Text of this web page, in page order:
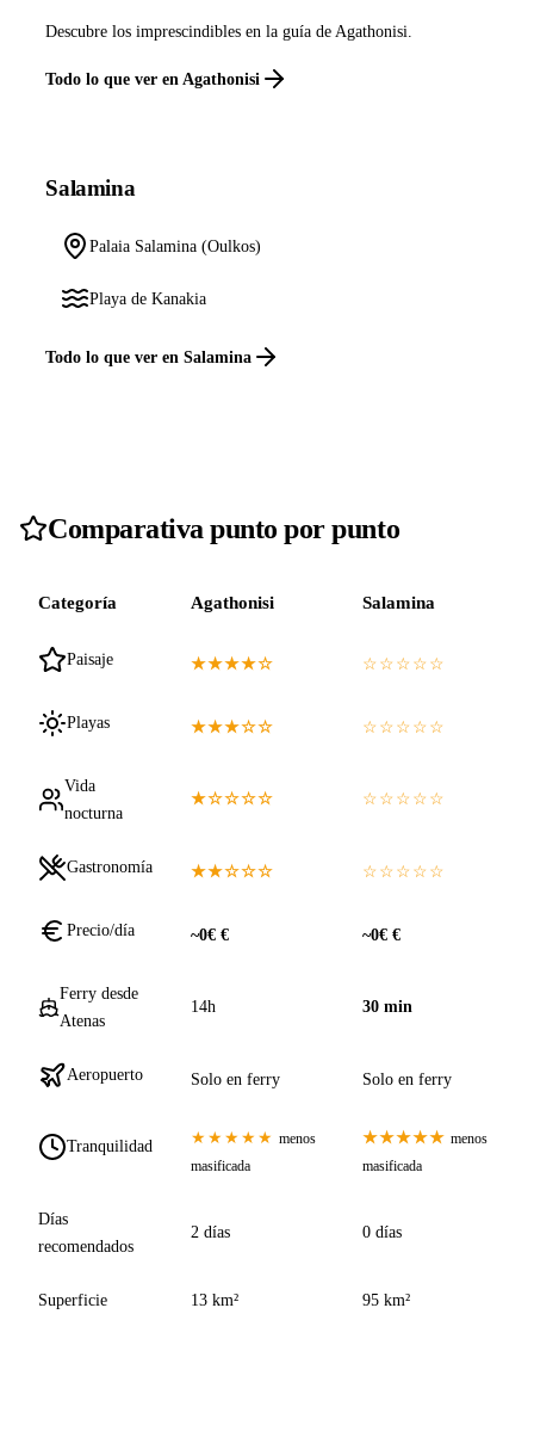
Descubre los imprescindibles en la guía de Agathonisi.
Todo lo que ver en Agathonisi
Salamina
Palaia Salamina (Oulkos)
Playa de Kanakia
Todo lo que ver en Salamina
Comparativa punto por punto
Categoría Agathonisi Salamina
Paisaje ★★★★☆ ☆☆☆☆☆
Playas ★★★☆☆ ☆☆☆☆☆
Vida
nocturna
★☆☆☆☆ ☆☆☆☆☆
Gastronomía ★★☆☆☆ ☆☆☆☆☆
Precio/día ~0€ € ~0€ €
Ferry desde
Atenas
14h 30 min
Aeropuerto Solo en ferry Solo en ferry
Tranquilidad ★★★★★ menos
masificada
★★★★★ menos
masificada
Días
recomendados
2 días 0 días
Superficie 13 km² 95 km²